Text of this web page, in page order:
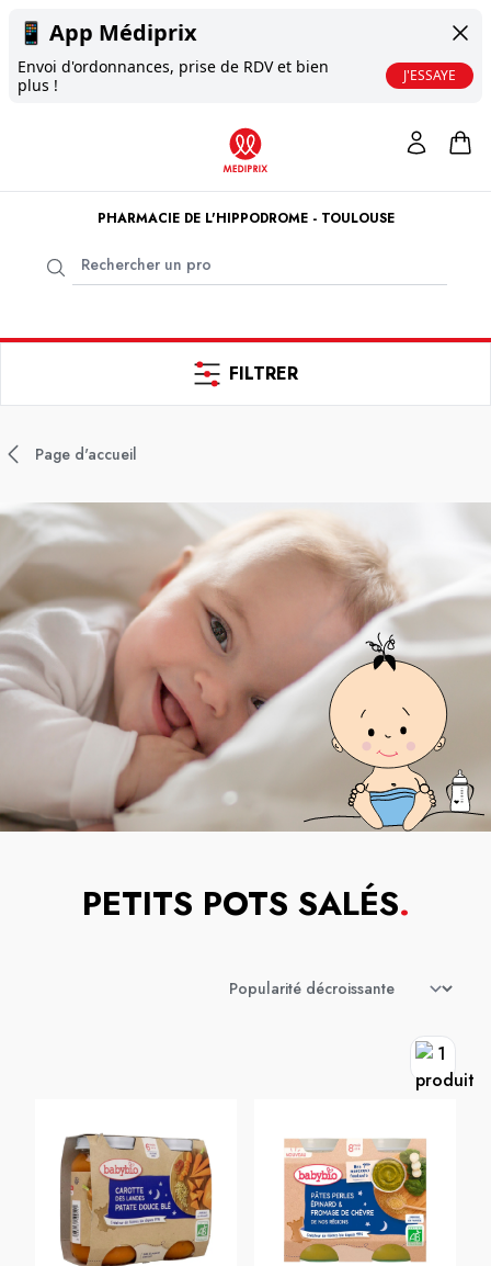
📱 App Médiprix
Envoi d'ordonnances, prise de RDV et bien
plus !
J'ESSAYE
PHARMACIE DE L'HIPPODROME - TOULOUSE
FILTRER
Page d'accueil
PETITS POTS SALÉS.